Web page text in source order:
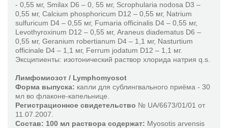
КОНТАКТЫ
+38
050
Берберис-Гомаккорд
Вертигохеель
Вибуркол
Винцель
Галиум-Хеель
Гастрикумель
Гепар комп. Хеель
Герпес-симплекс Нозод – Инъель
Гинекохеель
- 0,55 мг, Smilax D6 – 0, 55 мг, Scrophularia nodosa D3 –
0,55 мг, Calcium phosphoricum D12 – 0,55 мг, Natrium
sulfuricum D4 – 0,55 мг, Fumaria officinalis D4 – 0,55 мг,
Levothyroxinum D12 – 0,55 мг, Araneus diadematus D6 –
0,55 мг, Geranium robertianum D4 – 1,1 мг, Nasturtium
officinale D4 – 1,1 мг, Ferrum jodatum D12 – 1,1 мг.
Эксципиенты: изотонический раствор хлорида натрия q.s.
Лимфомиозот / Lymphomyosot
Форма выпуска: капли для сублингвального приёма - 30
мл во флаконе-капельнице.
Регистрационное свидетельство № UA/6673/01/01 от
11.07.2007.
Состав: 100 мл раствора содержат: Myosotis arvensis